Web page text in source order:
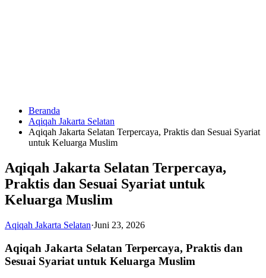
HUBUNGI
KAMI
0823
6713
Beranda
Aqiqah Jakarta Selatan
Aqiqah Jakarta Selatan Terpercaya, Praktis dan Sesuai Syariat
untuk Keluarga Muslim
Aqiqah Jakarta Selatan Terpercaya,
Praktis dan Sesuai Syariat untuk
Keluarga Muslim
Aqiqah Jakarta Selatan·Juni 23, 2026
Aqiqah Jakarta Selatan Terpercaya, Praktis dan
Sesuai Syariat untuk Keluarga Muslim